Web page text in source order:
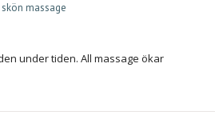
massage
under tiden. All massage ökar